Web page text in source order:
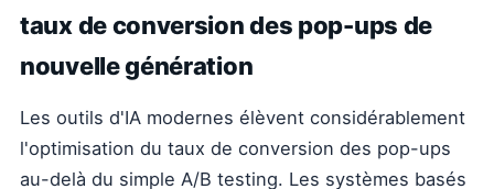
taux de conversion des pop-ups de
nouvelle génération
Les outils d'IA modernes élèvent considérablement
l'optimisation du taux de conversion des pop-ups
au-delà du simple A/B testing. Les systèmes basés